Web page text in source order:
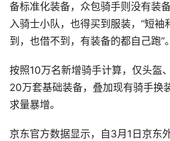
备标准化装备，众包骑手则没有装
入骑士小队，也得买到服装，“短袖
到，也借不到，有装备的都自己跑”。
按照10万名新增骑手计算，仅头盔
20万套基础装备，叠加现有骑手换
求量暴增。
京东官方数据显示，自3月1日京东